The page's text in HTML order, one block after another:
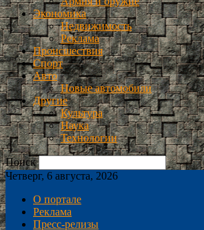
Экономика
Недвижимость
Реклама
Происшествия
Спорт
Авто
Новые автомобили
Другие
Культура
Наука
Технологии
Поиск
Четверг, 6 августа, 2026
О портале
Реклама
Пресс-релизы